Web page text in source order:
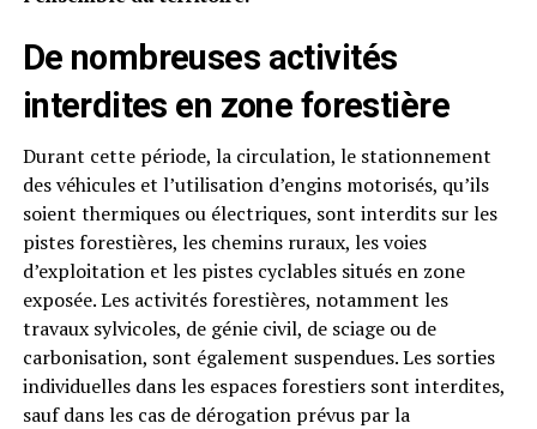
De nombreuses activités
interdites en zone forestière
Durant cette période, la circulation, le stationnement
des véhicules et l’utilisation d’engins motorisés, qu’ils
soient thermiques ou électriques, sont interdits sur les
pistes forestières, les chemins ruraux, les voies
d’exploitation et les pistes cyclables situés en zone
exposée. Les activités forestières, notamment les
travaux sylvicoles, de génie civil, de sciage ou de
carbonisation, sont également suspendues. Les sorties
individuelles dans les espaces forestiers sont interdites,
sauf dans les cas de dérogation prévus par la